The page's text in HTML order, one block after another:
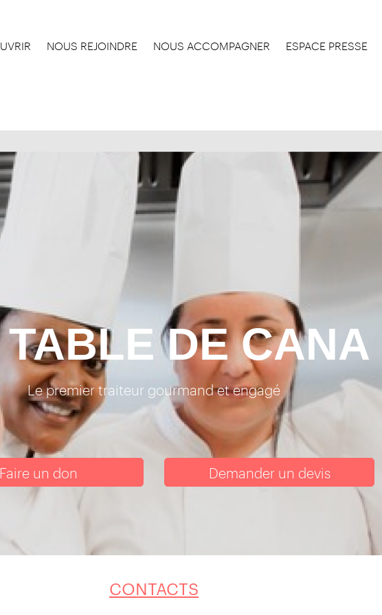
NOUS REJOINDRE NOUS ACCOMPAGNER ESPACE PRESSE
DE CANA
Le premier traiteur gourmand et engagé
Faire un don Demander un devis
CONTACTS